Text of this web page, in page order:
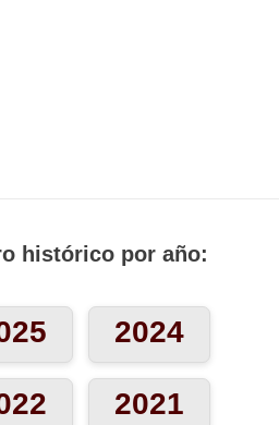
histórico por año:
2024
2021